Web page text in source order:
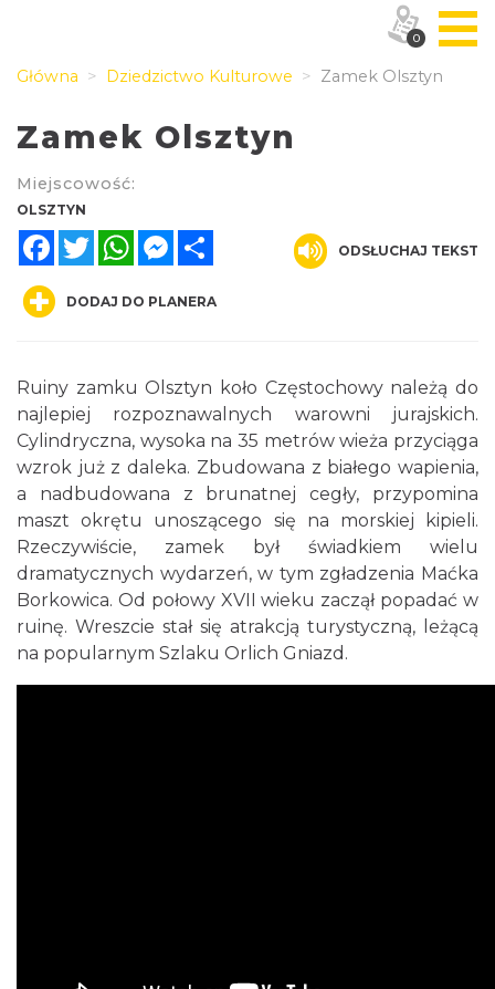
Główna Dziedzictwo Kulturowe Zamek Olsztyn
Zamek Olsztyn
Miejscowość:
OLSZTYN
FacebookTwitterWhatsAppMessenger
ODSŁUCHAJ TEKST
DODAJ DO PLANERA
Ruiny zamku Olsztyn koło Częstochowy należą do
najlepiej rozpoznawalnych warowni jurajskich.
Cylindryczna, wysoka na 35 metrów wieża przyciąga
wzrok już z daleka. Zbudowana z białego wapienia,
a nadbudowana z brunatnej cegły, przypomina
maszt okrętu unoszącego się na morskiej kipieli.
Rzeczywiście, zamek był świadkiem wielu
dramatycznych wydarzeń, w tym zgładzenia Maćka
Borkowica. Od połowy XVII wieku zaczął popadać w
ruinę. Wreszcie stał się atrakcją turystyczną, leżącą
na popularnym Szlaku Orlich Gniazd.
0